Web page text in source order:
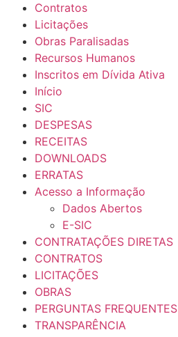
Contratos
Licitações
Obras Paralisadas
Recursos Humanos
Inscritos em Dívida Ativa
Início
SIC
DESPESAS
RECEITAS
DOWNLOADS
ERRATAS
Acesso a Informação
Dados Abertos
E-SIC
CONTRATAÇÕES DIRETAS
CONTRATOS
LICITAÇÕES
OBRAS
PERGUNTAS FREQUENTES
TRANSPARÊNCIA